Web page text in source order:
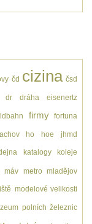
čd cizina čsd
dr dráha eisenertz
firmy fortuna
ho hoe jhmd
katalogy koleje
máv metro mladějov
modelové velikosti
polních železnic